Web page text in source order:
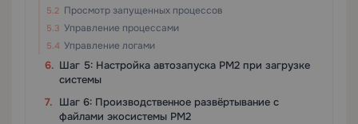
Просмотр запущенных процессов
Управление процессами
Управление логами
Шаг 5: Настройка автозапуска PM2 при загрузке
системы
Шаг 6: Производственное развёртывание с
файлами экосистемы PM2